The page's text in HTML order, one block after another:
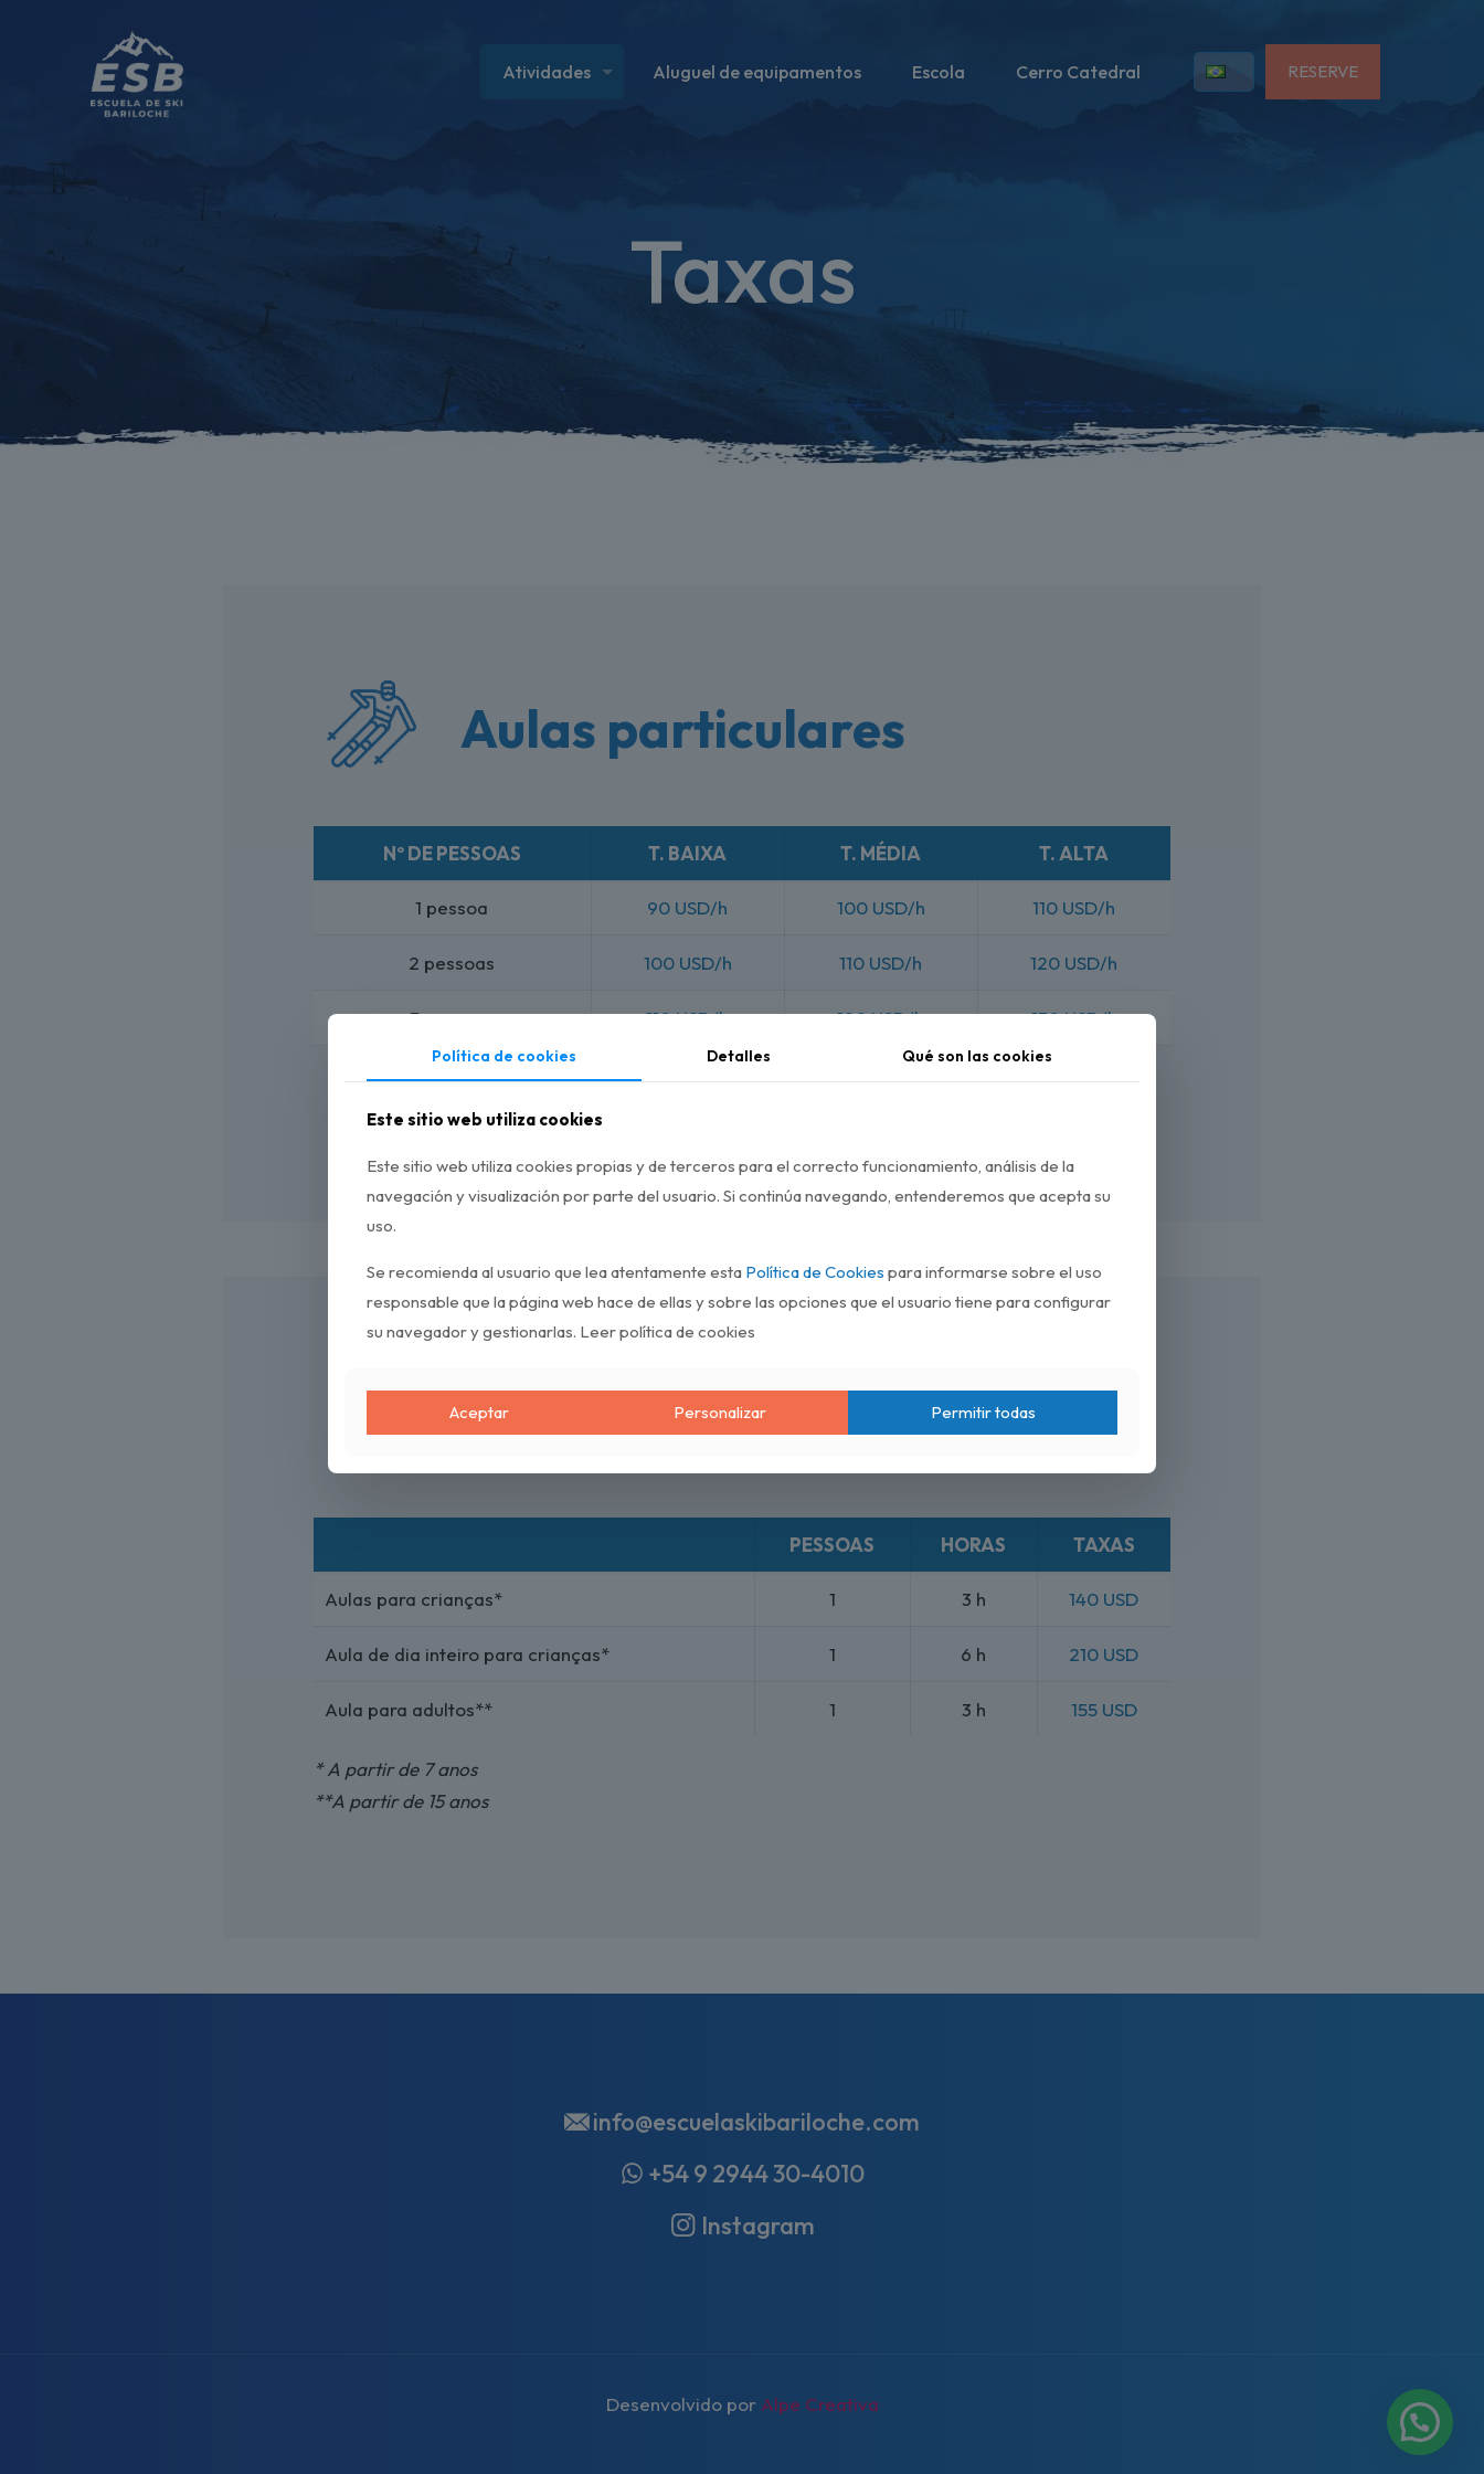
Atividades Aluguel de equipamentos Escola Cerro Catedral RESERVE
Taxas
Aulas particulares
Nº DE PESSOAS T. BAIXA T. MÉDIA T. ALTA
1 pessoa 90 USD/h 100 USD/h 110 USD/h
2 pessoas 100 USD/h 110 USD/h 120 USD/h
3 pessoas 110 USD/h 120 USD/h 130 USD/h
Aulas em grupo
PESSOAS HORAS TAXAS
Aulas para crianças* 1 3 h 140 USD
Aula de dia inteiro para crianças* 1 6 h 210 USD
Aula para adultos** 1 3 h 155 USD
* A partir de 7 anos
**A partir de 15 anos
info@escuelaskibariloche.com
+54 9 2944 30-4010
Instagram
Desenvolvido por Alpe Creativa
Política de cookies Detalles Qué son las cookies
Este sitio web utiliza cookies
Este sitio web utiliza cookies propias y de terceros para el correcto funcionamiento, análisis de la
navegación y visualización por parte del usuario. Si continúa navegando, entenderemos que acepta su
uso.
Se recomienda al usuario que lea atentamente esta Política de Cookies para informarse sobre el uso
responsable que la página web hace de ellas y sobre las opciones que el usuario tiene para configurar
su navegador y gestionarlas. Leer política de cookies
Aceptar Personalizar Permitir todas